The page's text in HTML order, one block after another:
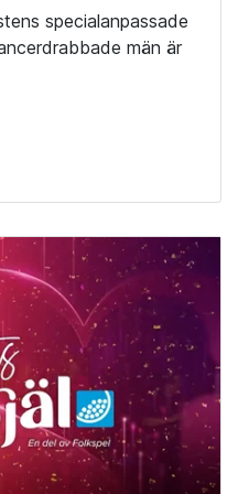
specialanpassade
män är